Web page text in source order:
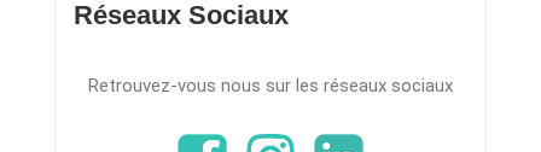
Réseaux Sociaux
Retrouvez-vous nous sur les réseaux sociaux